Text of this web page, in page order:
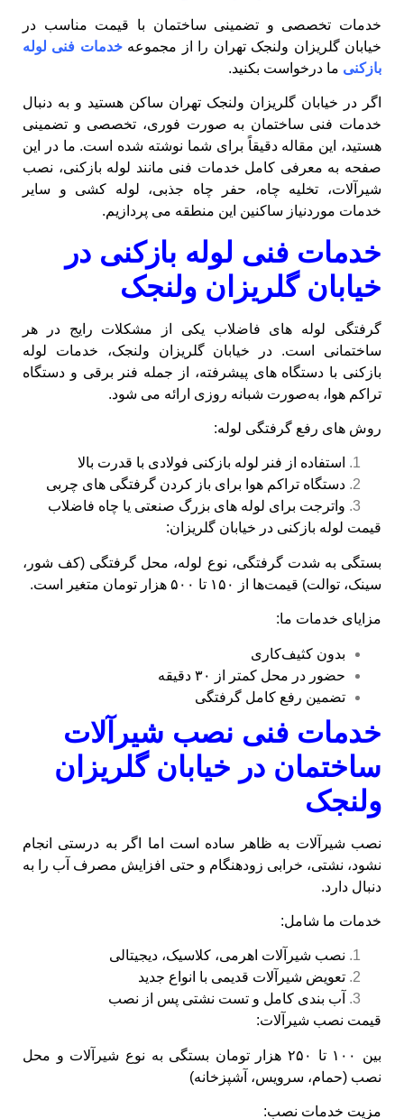
خدمات تخصصی و تضمینی ساختمان با قیمت مناسب در
خیابان گلریزان ولنجک تهران را از مجموعهخدمات فنی لوله
بازکنی ما درخواست بکنید.
اگر در خیابان گلریزان ولنجک تهران ساکن هستید و به دنبال
خدمات فنی ساختمان به‌ صورت فوری، تخصصی و تضمینی
هستید، این مقاله دقیقاً برای شما نوشته شده است. ما در این
صفحه به معرفی کامل خدمات فنی مانند لوله بازکنی، نصب
شیرآلات، تخلیه چاه، حفر چاه جذبی، لوله کشی و سایر
خدمات موردنیاز ساکنین این منطقه می‌ پردازیم.
خدمات فنی لوله بازکنی در
خیابان گلریزان ولنجک
گرفتگی لوله‌ های فاضلاب یکی از مشکلات رایج در هر
ساختمانی است. در خیابان گلریزان ولنجک، خدمات لوله
بازکنی با دستگاه‌ های پیشرفته، از جمله فنر برقی و دستگاه
تراکم هوا، به‌صورت شبانه‌ روزی ارائه می‌ شود.
روش‌ های رفع گرفتگی لوله:
استفاده از فنر لوله بازکنی فولادی با قدرت بالا
دستگاه تراکم هوا برای باز کردن گرفتگی‌ های چربی
واترجت برای لوله‌ های بزرگ صنعتی یا چاه فاضلاب
قیمت لوله بازکنی در خیابان گلریزان:
بستگی به شدت گرفتگی، نوع لوله، محل گرفتگی (کف شور،
سینک، توالت) قیمت‌ها از ۱۵۰ تا ۵۰۰ هزار تومان متغیر است.
مزایای خدمات ما:
بدون کثیف‌کاری
حضور در محل کمتر از ۳۰ دقیقه
تضمین رفع کامل گرفتگی
خدمات فنی نصب شیرآلات
ساختمان در خیابان گلریزان
ولنجک
نصب شیرآلات به‌ ظاهر ساده است اما اگر به‌ درستی انجام
نشود، نشتی، خرابی زودهنگام و حتی افزایش مصرف آب را به
دنبال دارد.
خدمات ما شامل:
نصب شیرآلات اهرمی، کلاسیک، دیجیتالی
تعویض شیرآلات قدیمی با انواع جدید
آب‌ بندی کامل و تست نشتی پس از نصب
قیمت نصب شیرآلات:
بین ۱۰۰ تا ۲۵۰ هزار تومان بستگی به نوع شیرآلات و محل
نصب (حمام، سرویس، آشپزخانه)
مزیت خدمات نصب: